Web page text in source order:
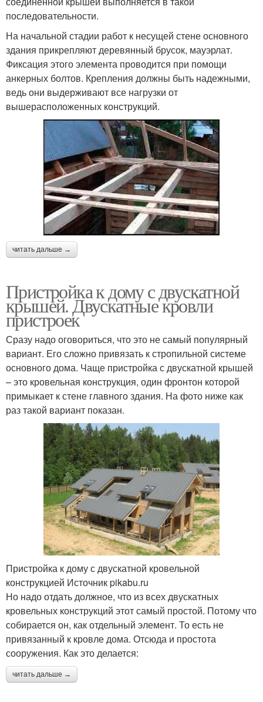
последовательности.
На начальной стадии работ к несущей стене основного
здания прикрепляют деревянный брусок, мауэрлат.
Фиксация этого элемента проводится при помощи
анкерных болтов. Крепления должны быть надежными,
ведь они выдерживают все нагрузки от
вышерасположенных конструкций.
читать дальше →
Пристройка к дому с двускатной
крышей. Двускатные кровли
пристроек
Сразу надо оговориться, что это не самый популярный
вариант. Его сложно привязать к стропильной системе
основного дома. Чаще пристройка с двускатной крышей
– это кровельная конструкция, один фронтон которой
примыкает к стене главного здания. На фото ниже как
раз такой вариант показан.
Пристройка к дому с двускатной кровельной
конструкцией Источник pikabu.ru
Но надо отдать должное, что из всех двускатных
кровельных конструкций этот самый простой. Потому что
собирается он, как отдельный элемент. То есть не
привязанный к кровле дома. Отсюда и простота
сооружения. Как это делается:
читать дальше →